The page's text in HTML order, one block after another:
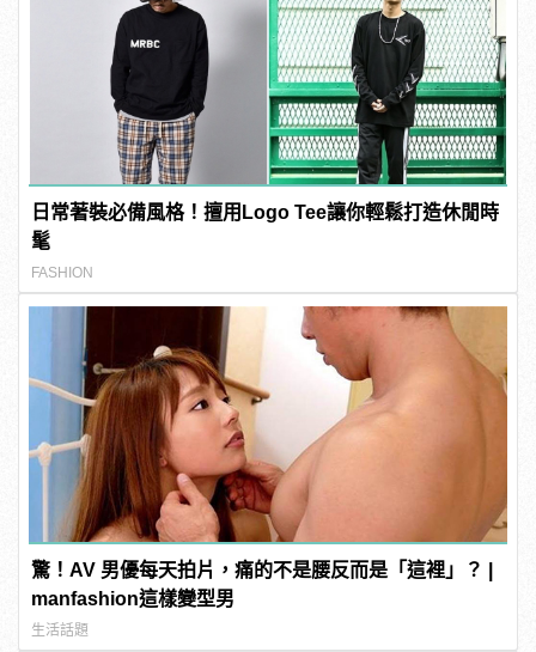
日常著裝必備風格！擅用Logo Tee讓你輕鬆打造休閒時
髦
FASHION
驚！AV 男優每天拍片，痛的不是腰反而是「這裡」？ |
manfashion這樣變型男
生活話題